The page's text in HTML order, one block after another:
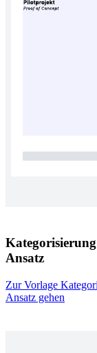
Ansatz
Zur Vorlage
Ansatz gehen